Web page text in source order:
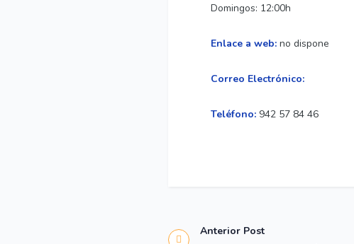
Domingos: 12:00h
Enlace a web: no dispone
Correo Electrónico:
Teléfono: 942 57 84 46
Anterior Post